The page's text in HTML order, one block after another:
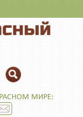
МИРЕ: